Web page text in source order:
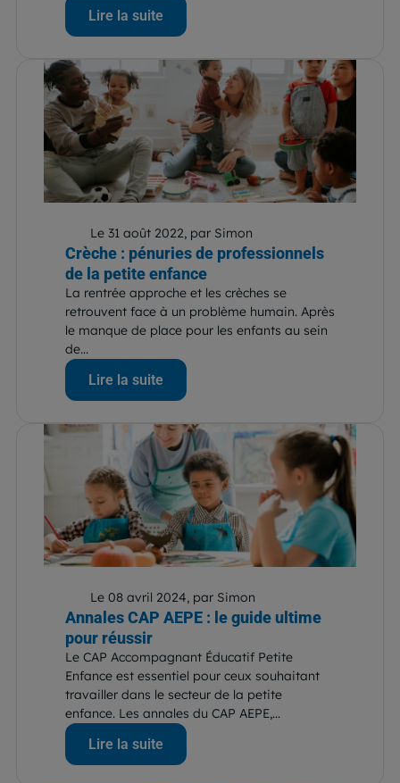
Lire la suite
Le 31 août 2022, par Simon
Crèche : pénuries de professionnels
de la petite enfance
La rentrée approche et les crèches se
retrouvent face à un problème humain. Après
le manque de place pour les enfants au sein
de...
Lire la suite
Le 08 avril 2024, par Simon
Annales CAP AEPE : le guide ultime
pour réussir
Le CAP Accompagnant Éducatif Petite
Enfance est essentiel pour ceux souhaitant
travailler dans le secteur de la petite
enfance. Les annales du CAP AEPE,...
Lire la suite